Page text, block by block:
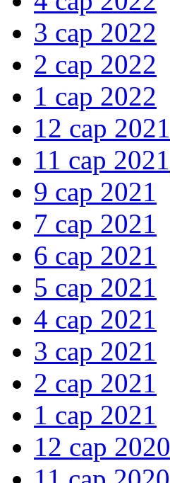
3 сар 2022
2 сар 2022
1 сар 2022
12 сар 2021
11 сар 2021
9 сар 2021
7 сар 2021
6 сар 2021
5 сар 2021
4 сар 2021
3 сар 2021
2 сар 2021
1 сар 2021
12 сар 2020